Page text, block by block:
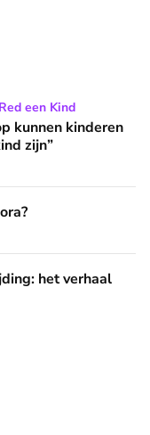
in Zuid-Soedan
een Kind
kunnen kinderen
zijn”
van Geeske Zijp
het verhaal